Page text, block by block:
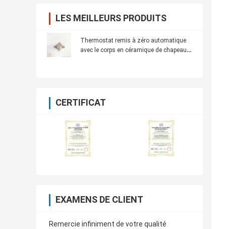
LES MEILLEURS PRODUITS
Thermostat remis à zéro automatique
avec le corps en céramique de chapeau
CERTIFICAT
EXAMENS DE CLIENT
Remercie infiniment de votre qualité